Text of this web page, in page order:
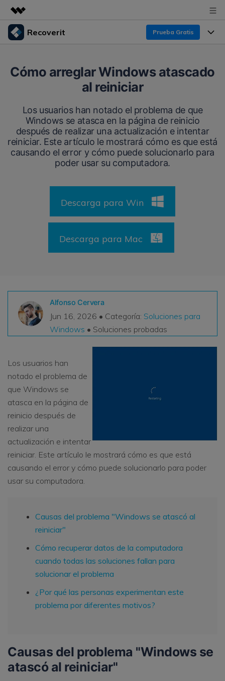
Productos destacados
Utilidades
Empresas
Sala de prensa
Tienda
Recoverit Prueba Gratis
Líder en recuperación para Windows
Pruébalo Gratis
Recupera datos ilimitados del sistema Mac
Pruébalo Gratis
Pruébalo Gratis
Repairit - Reparar Datos
UBackit - Respaldar Datos
Recuperar de Unidades
Recuperar Medios Borrados
Soluciones de Recuperación Exclusivas
Recuperar Documentos
Escenarios de Pérdida de Datos
VER TODAS LAS FUNCIONES
Recursos
Por qué Recoverit
Historias de Clientes
Temas Destacados
DESCARGAR
Cómo arreglar Windows atascado
al reiniciar
Los usuarios han notado el problema de que
Windows se atasca en la página de reinicio
después de realizar una actualización e intentar
reiniciar. Este artículo le mostrará cómo es que está
causando el error y cómo puede solucionarlo para
poder usar su computadora.
Descarga para Win
Descarga para Mac
Alfonso Cervera
Jun 16, 2026 • Categoría: Soluciones para
Windows • Soluciones probadas
Los usuarios han
notado el problema de
que Windows se
atasca en la página de
reinicio después de
realizar una
actualización e intentar
reiniciar. Este artículo le mostrará cómo es que está
causando el error y cómo puede solucionarlo para poder
usar su computadora.
Causas del problema "Windows se atascó al
reiniciar"
Cómo recuperar datos de la computadora
cuando todas las soluciones fallan para
solucionar el problema
¿Por qué las personas experimentan este
problema por diferentes motivos?
Causas del problema "Windows se
atascó al reiniciar"